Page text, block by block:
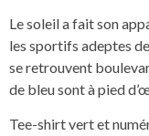
Le soleil a fait son
les sportifs adeptes
se retrouvent
de bleu sont à pied
Tee-shirt vert et